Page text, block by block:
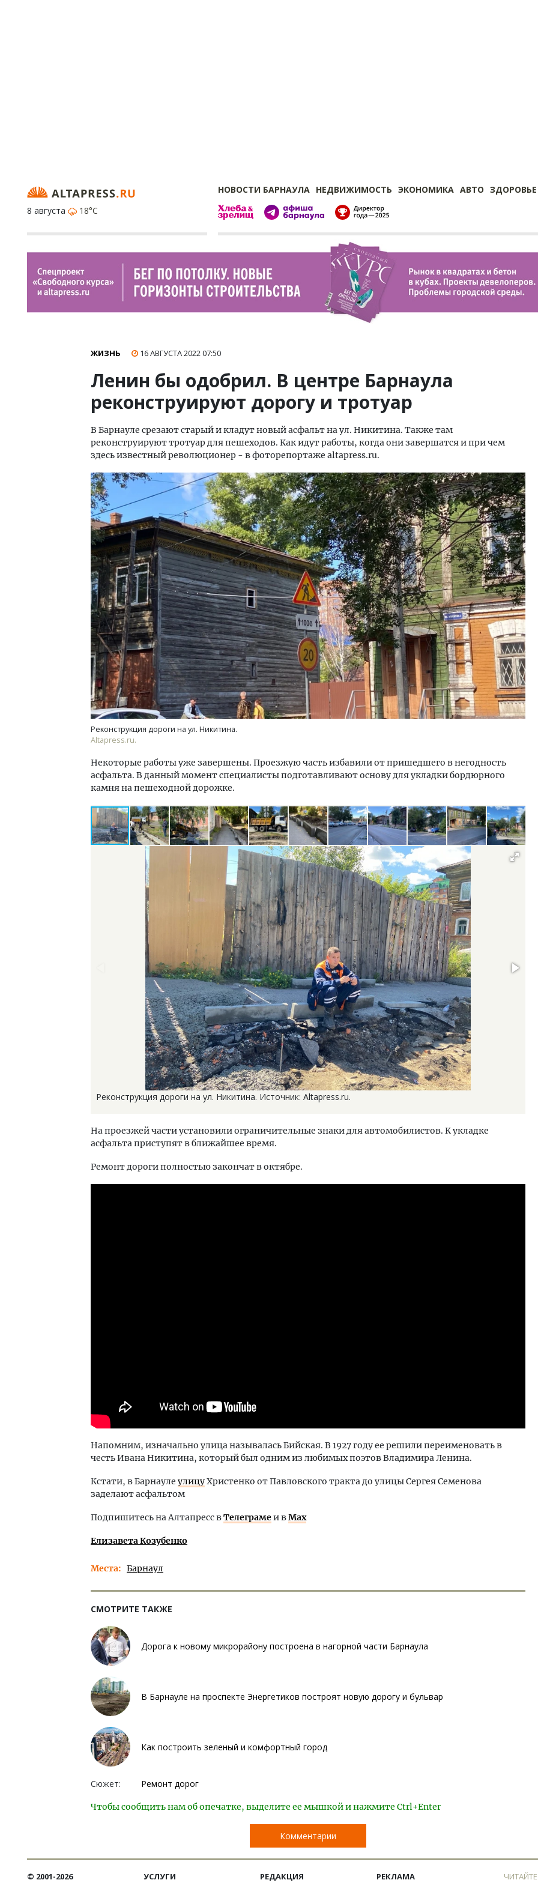
НОВОСТИ БАРНАУЛА НЕДВИЖИМОСТЬ ЭКОНОМИКА АВТО ЗДОРОВЬЕ
8 августа
18°C
ЖИЗНЬ 16 АВГУСТА 202207:50
Ленин бы одобрил. В центре Барнаула
реконструируют дорогу и тротуар
В Барнауле срезают старый и кладут новый асфальт на ул. Никитина. Также там
реконструируют тротуар для пешеходов. Как идут работы, когда они завершатся и при чем
здесь известный революционер - в фоторепортаже altapress.ru.
Реконструкция дороги на ул. Никитина.
Altapress.ru.
Некоторые работы уже завершены. Проезжую часть избавили от пришедшего в негодность
асфальта. В данный момент специалисты подготавливают основу для укладки бордюрного
камня на пешеходной дорожке.
Реконструкция дороги на ул. Никитина. Источник: Altapress.ru.
На проезжей части установили ограничительные знаки для автомобилистов. К укладке
асфальта приступят в ближайшее время.
Ремонт дороги полностью закончат в октябре.
Напомним, изначально улица называлась Бийская. В 1927 году ее решили переименовать в
честь Ивана Никитина, который был одним из любимых поэтов Владимира Ленина.
Кстати, в Барнауле улицуХристенко от Павловского тракта до улицы Сергея Семенова
заделают асфальтом
Подпишитесь на Алтапресс вТелеграмеи вMax
Елизавета Козубенко
Места Барнаул
СМОТРИТЕ ТАКЖЕ
Дорога к новому микрорайону построена в нагорной части Барнаула
В Барнауле на проспекте Энергетиков построят новую дорогу и бульвар
Как построить зеленый и комфортный город
Сюжет: Ремонт дорог
Чтобы сообщить нам об опечатке, выделите ее мышкой и нажмите Ctrl+Enter
Комментарии
Смелость архитектурных идей.
Генеральный директор компании
ЗИАС — об эстетике городов,
трендах в фасадах и развитии рынка
СТРОИТЕЛЬСТВО
Архитектурный код
земли. Мощение
плитами становится
стандартом
СТРОИТЕЛЬСТВО
© 2001-2026
УСЛУГИ
РЕДАКЦИЯ
РЕКЛАМА